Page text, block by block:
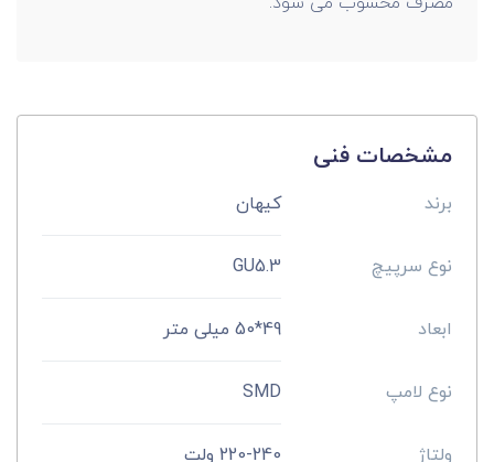
مشخصات فنی
برند کیهان
نوع سرپیچ GU5.3
ابعاد 49*50 میلی متر
نوع لامپ SMD
ولتاژ 220-240 ولت